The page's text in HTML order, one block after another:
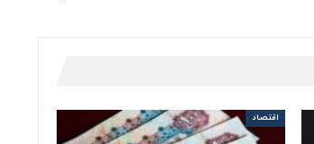
اقتصاد